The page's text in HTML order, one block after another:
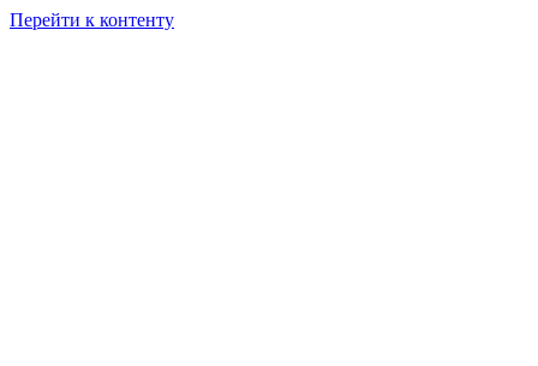
Перейти к контенту